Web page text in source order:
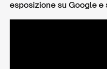
esposizione su Google